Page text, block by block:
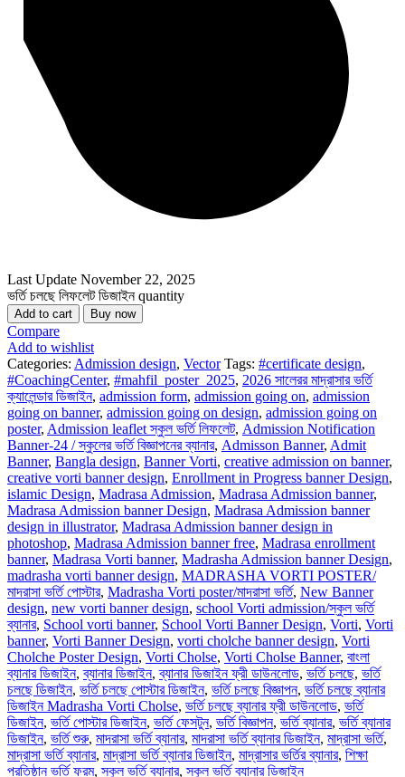
Last Update November 22, 2025
ভর্তি চলছে লিফলেট ডিজাইন quantity
Add to cart Buy now
Compare
Add to wishlist
Categories: Admission design, Vector Tags: #certificate design,
#CoachingCenter, #mahfil_poster_2025, 2026 সালেরর মাদ্রাসার ভর্তি
ক্যালেন্ডার ডিজাইন, admission form, admission going on, admission
going on banner, admission going on design, admission going on
poster, Admission leaflet স্কুল ভর্তি লিফলেট, Admission Notification
Banner-24 / স্কুলের ভর্তি বিজ্ঞাপনের ব্যানার, Admisson Banner, Admit
Banner, Bangla design, Banner Vorti, creative admission on banner,
creative vorti banner design, Enrollment in Progress banner Design,
islamic Design, Madrasa Admission, Madrasa Admission banner,
Madrasa Admission banner Design, Madrasa Admission banner
design in illustrator, Madrasa Admission banner design in
photoshop, Madrasa Admission banner free, Madrasa enrollment
banner, Madrasa Vorti banner, Madrasha Admission banner Design,
madrasha vorti banner design, MADRASHA VORTI POSTER/
মাদরাসা ভর্তি পোস্টার, Madrasha Vorti poster/মাদরাসা ভর্তি, New Banner
design, new vorti banner design, school Vorti admission/স্কুল ভর্তি
ব্যানার, School vorti banner, School Vorti Banner Design, Vorti, Vorti
banner, Vorti Banner Design, vorti cholche banner design, Vorti
Cholche Poster Design, Vorti Cholse, Vorti Cholse Banner, বাংলা
ব্যানার ডিজাইন, ব্যানার ডিজাইন, ব্যানার ডিজাইন ফ্রী ডাউনলোড, ভর্তি চলছে, ভর্তি
চলছে ডিজাইন, ভর্তি চলছে পোস্টার ডিজাইন, ভর্তি চলছে বিজ্ঞাপন, ভর্তি চলছে ব্যানার
ডিজাইন Madrasha Vorti Cholse, ভর্তি চলছে ব্যানার ফ্রী ডাউনলোড, ভর্তি
ডিজাইন, ভর্তি পোস্টার ডিজাইন, ভর্তি ফেসটুন, ভর্তি বিজ্ঞাপন, ভর্তি ব্যানার, ভর্তি ব্যানার
ডিজাইন, ভর্তি শুরু, মাদরাসা ভর্তি ব্যানার, মাদরাসা ভর্তি ব্যানার ডিজাইন, মাদ্রাসা ভর্তি,
মাদ্রাসা ভর্তি ব্যানার, মাদ্রাসা ভর্তি ব্যানার ডিজাইন, মাদ্রাসার ভর্তির ব্যানার, শিক্ষা
প্রতিষ্ঠান ভর্তি ফরম, স্কুল ভর্তি ব্যানার, স্কুল ভর্তি ব্যানার ডিজাইন